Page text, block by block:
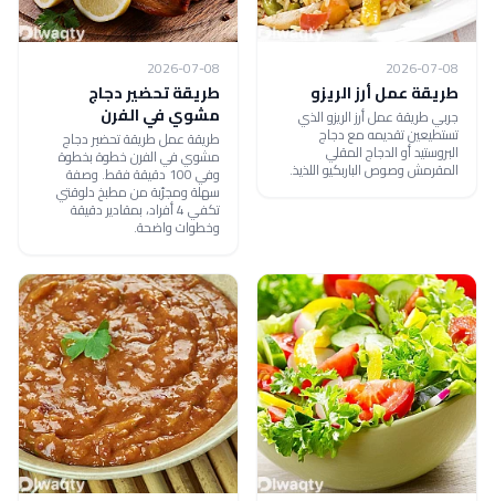
2026-07-08
طريقة عمل أرز الريزو
جربي طريقة عمل أرز الريزو الذي
تستطيعين تقديمه مع دجاج
البروستيد أو الدجاج المقلي
المقرمش وصوص الباربكيو اللذيذ.
2026-07-08
طريقة تحضير دجاج
مشوي في الفرن
طريقة عمل طريقة تحضير دجاج
مشوي في الفرن خطوة بخطوة
وفي 100 دقيقة فقط. وصفة
سهلة ومجرّبة من مطبخ دلوقتي
تكفي 4 أفراد، بمقادير دقيقة
وخطوات واضحة.